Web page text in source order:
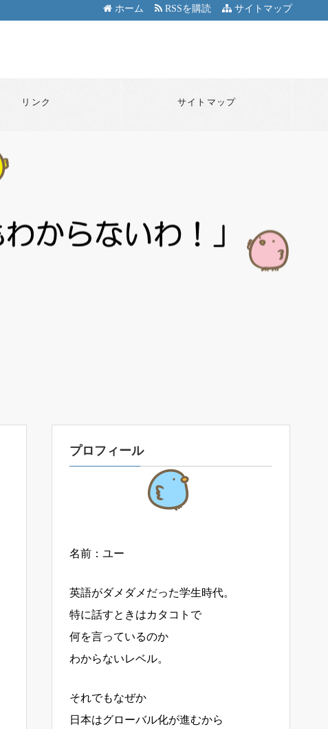
サイトマップ
RSSを購読
ホーム
リンク サイトマップ
プロフィール
名前：ユー
英語がダメダメだった学生時代。
特に話すときはカタコトで
何を言っているのか
わからないレベル。
それでもなぜか
日本はグローバル化が進むから